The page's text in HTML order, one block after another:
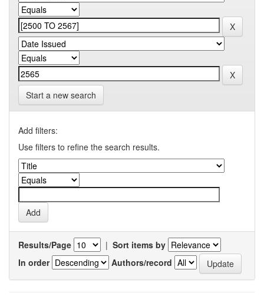
Start a new search
Add filters:
Use filters to refine the search results.
Results/Page | Sort items by
In order
Authors/record